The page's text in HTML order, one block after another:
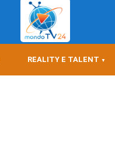
REALITY E TALENT